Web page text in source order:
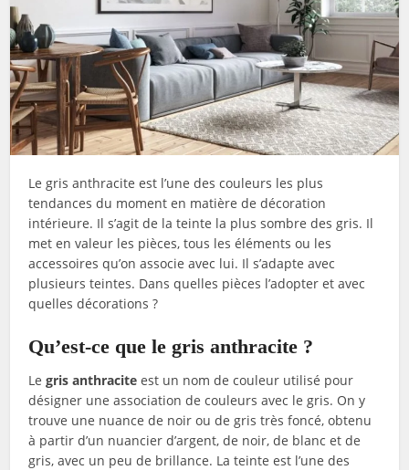
Le gris anthracite est l’une des couleurs les plus
tendances du moment en matière de décoration
intérieure. Il s’agit de la teinte la plus sombre des gris. Il
met en valeur les pièces, tous les éléments ou les
accessoires qu’on associe avec lui. Il s’adapte avec
plusieurs teintes. Dans quelles pièces l’adopter et avec
quelles décorations ?
Qu’est-ce que le gris anthracite ?
Legris anthraciteest un nom de couleur utilisé pour
désigner une association de couleurs avec le gris. On y
trouve une nuance de noir ou de gris très foncé, obtenu
à partir d’un nuancier d’argent, de noir, de blanc et de
gris, avec un peu de brillance. La teinte est l’une des